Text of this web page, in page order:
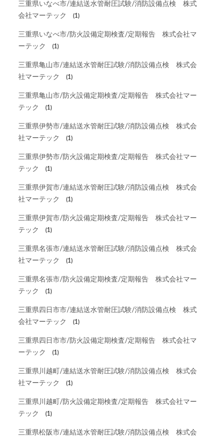
三重県いなべ市/連結送水管耐圧試験/消防設備点検 株式
会社マーテック
(1)
三重県いなべ市/防火設備定期検査/定期報告 株式会社マ
ーテック
(1)
三重県亀山市/連結送水管耐圧試験/消防設備点検 株式会
社マーテック
(1)
三重県亀山市/防火設備定期検査/定期報告 株式会社マー
テック
(1)
三重県伊勢市/連結送水管耐圧試験/消防設備点検 株式会
社マーテック
(1)
三重県伊勢市/防火設備定期検査/定期報告 株式会社マー
テック
(1)
三重県伊賀市/連結送水管耐圧試験/消防設備点検 株式会
社マーテック
(1)
三重県伊賀市/防火設備定期検査/定期報告 株式会社マー
テック
(1)
三重県名張市/連結送水管耐圧試験/消防設備点検 株式会
社マーテック
(1)
三重県名張市/防火設備定期検査/定期報告 株式会社マー
テック
(1)
三重県四日市市/連結送水管耐圧試験/消防設備点検 株式
会社マーテック
(1)
三重県四日市市/防火設備定期検査/定期報告 株式会社マ
ーテック
(1)
三重県川越町/連結送水管耐圧試験/消防設備点検 株式会
社マーテック
(1)
三重県川越町/防火設備定期検査/定期報告 株式会社マー
テック
(1)
三重県松阪市/連結送水管耐圧試験/消防設備点検 株式会